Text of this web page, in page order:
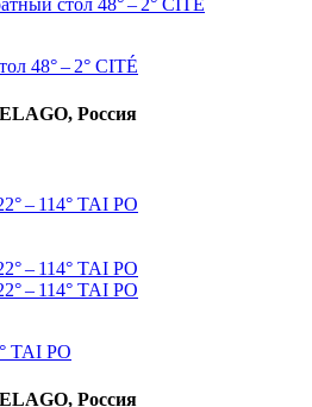
48° – 2° CITÉ
Россия
TAI PO
Россия